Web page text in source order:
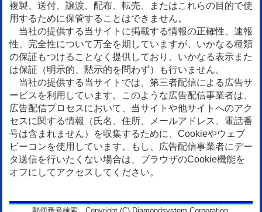
複製、送付、譲渡、配布、転売、またはこれらの目的で使
用するために保管することはできません。
当社の提供する当サイトに掲載する情報の正確性、速報
性、完全性について万全を期していますが、いかなる種類
の保証もつけることなく提供しており、いかなる表示また
は保証（明示的、黙示的を問わず）も行いません。
当社の提供する当サイトでは、第三者配信による広告サ
ービスを利用しています。このような広告配信事業者は、
広告配信プロセスにおいて、当サイトや他サイトへのアク
セスに関する情報（氏名、住所、メールアドレス、電話番
号は含まれません）を収集するために、Cookieやウェブ
ビーコンを使用しています。もし、広告配信事業者にデー
タ送信を行いたくない場合は、ブラウザのCookie機能を
オフにしてアクセスしてください。